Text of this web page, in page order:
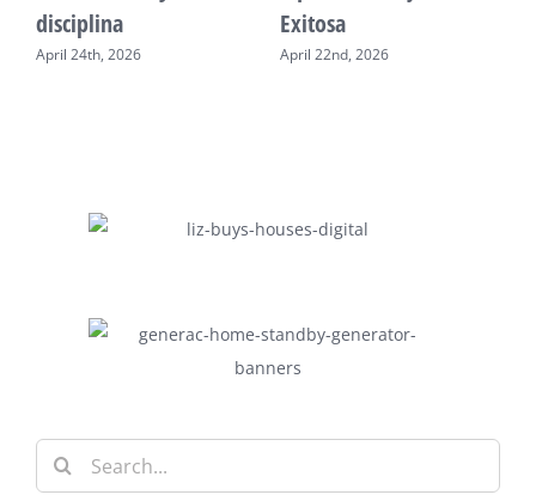
April 20th, 2026
Real
April 28th, 2026
Search
for: